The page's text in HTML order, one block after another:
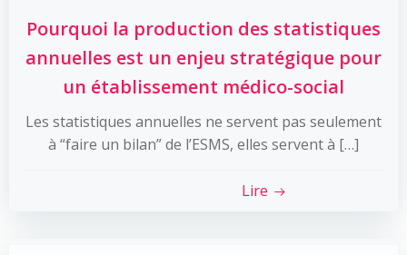
Pourquoi la production des statistiques
annuelles est un enjeu stratégique pour
un établissement médico-social
Les statistiques annuelles ne servent pas seulement
à “faire un bilan” de l’ESMS, elles servent à […]
Lire